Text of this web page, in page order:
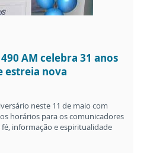
AM celebra 31 anos
estreia nova
neste 11 de maio com
horários para os comunicadores
informação e espiritualidade